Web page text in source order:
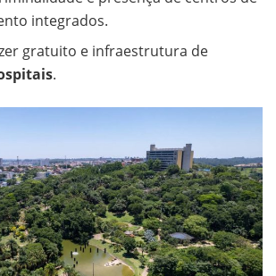
integrados.
gratuito e infraestrutura de
.